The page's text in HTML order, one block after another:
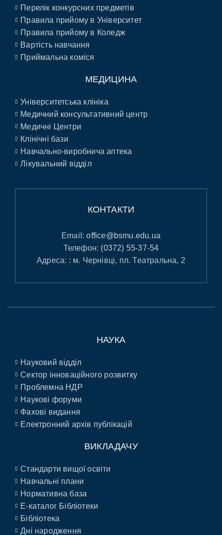
Перелік конкурсних предметів
Правила прийому в Університет
Правила прийому в Коледж
Вартість навчання
Приймальна коміся
МЕДИЦИНА
Університетська клініка
Медичний консультативний центр
Медичні Центри
Клінічні бази
Навчально-виробнича аптека
Лікувальний відділ
КОНТАКТИ
Email:office@bsmu.edu.ua
Телефон: (0372) 55-37-54
Адреса: : м. Чернівці, пл. Театральна, 2
НАУКА
Науковий відділ
Сектор інноваційного розвитку
Проблемна НДР
Наукові форуми
Фахові видання
Електронний архів публікацій
ВИКЛАДАЧУ
Стандарти вищої освіти
Навчальні плани
Нормативна база
E-каталог Бібліотеки
Бібліотека
Дні народження